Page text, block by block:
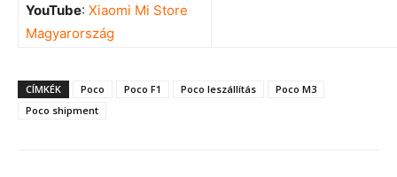
YouTube: Xiaomi Mi Store
Magyarország
CÍMKÉK Poco Poco F1 Poco leszállítás
Poco M3
Poco shipment